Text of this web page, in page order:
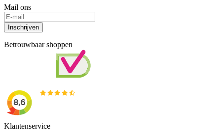
Mail ons
Inschrijven
Betrouwbaar shoppen
Klantenservice